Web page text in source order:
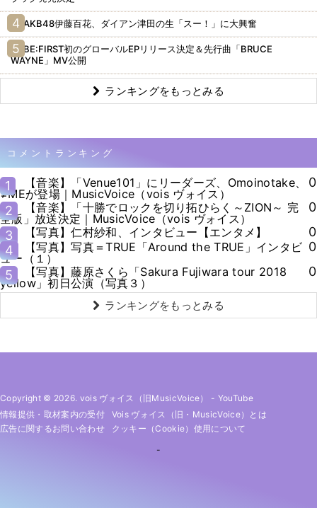
AKB48伊藤百花、ダイアン津田の生「スー！」に大興奮
BE:FIRST初のグローバルEPリリース決定＆先行曲「BRUCE
WAYNE」MV公開
ランキングをもっとみる
コメントランキング
1
【音楽】「Venue101」にリーダーズ、Omoinotake、
≠MEが登場｜MusicVoice（vois ヴォイス）
0
2
【音楽】「十勝でロックを切り拓ひらく～ZION～ 完
全版」放送決定｜MusicVoice（vois ヴォイス）
0
3
【写真】仁村紗和、インタビュー【エンタメ】
0
4
【写真】写真＝TRUE「Around the TRUE」インタビ
ュー（１）
0
5
【写真】藤原さくら「Sakura Fujiwara tour 2018
yellow」初日公演（写真３）
0
ランキングをもっとみる
Copyright © 2026. vois ヴォイス（旧MusicVoice） - YouTube
情報提供・取材案内の受付
Vois ヴォイス（旧・MusicVoice）とは
広告に関するお問い合わせ
クッキー（cookie）使用について
-